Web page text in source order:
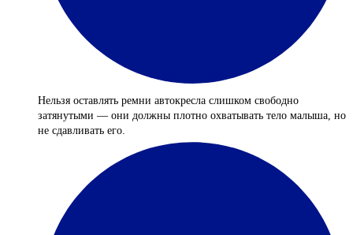
Нельзя оставлять ремни автокресла слишком свободно
затянутыми — они должны плотно охватывать тело малыша, но
не сдавливать его.